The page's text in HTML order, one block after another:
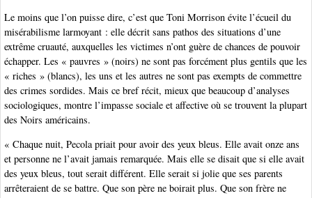
Le moins que l’on puisse dire, c’est que Toni Morrison évite l’écueil du
misérabilisme larmoyant : elle décrit sans pathos des situations d’une
extrême cruauté, auxquelles les victimes n’ont guère de chances de pouvoir
échapper. Les « pauvres » (noirs) ne sont pas forcément plus gentils que les
« riches » (blancs), les uns et les autres ne sont pas exempts de commettre
des crimes sordides. Mais ce bref récit, mieux que beaucoup d’analyses
sociologiques, montre l’impasse sociale et affective où se trouvent la plupart
des Noirs américains.
« Chaque nuit, Pecola priait pour avoir des yeux bleus. Elle avait onze ans
et personne ne l’avait jamais remarquée. Mais elle se disait que si elle avait
des yeux bleus, tout serait différent. Elle serait si jolie que ses parents
arrêteraient de se battre. Que son père ne boirait plus. Que son frère ne